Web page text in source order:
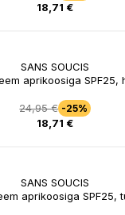
18,71 €
SANS SOUCIS
aprikoosiga SPF25,
24,95 € -25%
18,71 €
SANS SOUCIS
aprikoosiga SPF25,